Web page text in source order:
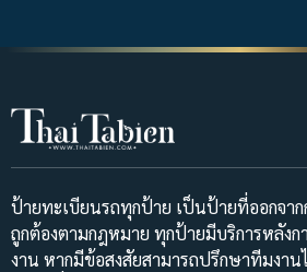
ป้ายทะเบียนรถทุกป้าย เป็นป้ายที่ออกจาก
ถูกต้องตามกฎหมาย ทุกป้ายมีบริการหลังก
งาน หากมีข้อสงสัยสามารถปรึกษาทีมงาน